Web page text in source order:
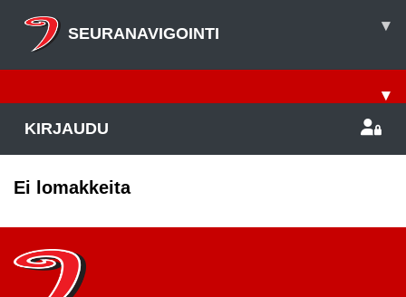
SEURANAVIGOINTI ▾
▾
KIRJAUDU
Ei lomakkeita